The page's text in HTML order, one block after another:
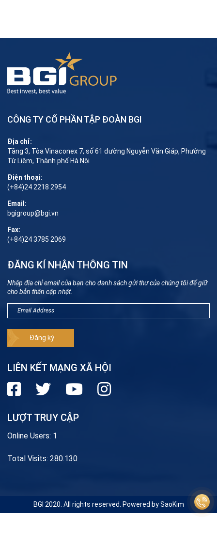
CÔNG TY CỔ PHẦN TẬP ĐOÀN BGI
Địa chỉ:
Tầng 3, Tòa Vinaconex 7, số 61 đường Nguyễn Văn Giáp, Phường
Từ Liêm, Thành phố Hà Nội
Điện thoại:
(+84)24 2218 2954
Email:
bgigroup@bgi.vn
Fax:
(+84)24 3785 2069
ĐĂNG KÍ NHẬN THÔNG TIN
Nhập địa chỉ email của bạn cho danh sách gửi thư của chúng tôi để giữ
cho bản thân cập nhật.
LIÊN KẾT MẠNG XÃ HỘI
LƯỢT TRUY CẬP
Online Users: 1
Total Visits: 280.130
BGI 2020. All rights reserved. Powered by SaoKim